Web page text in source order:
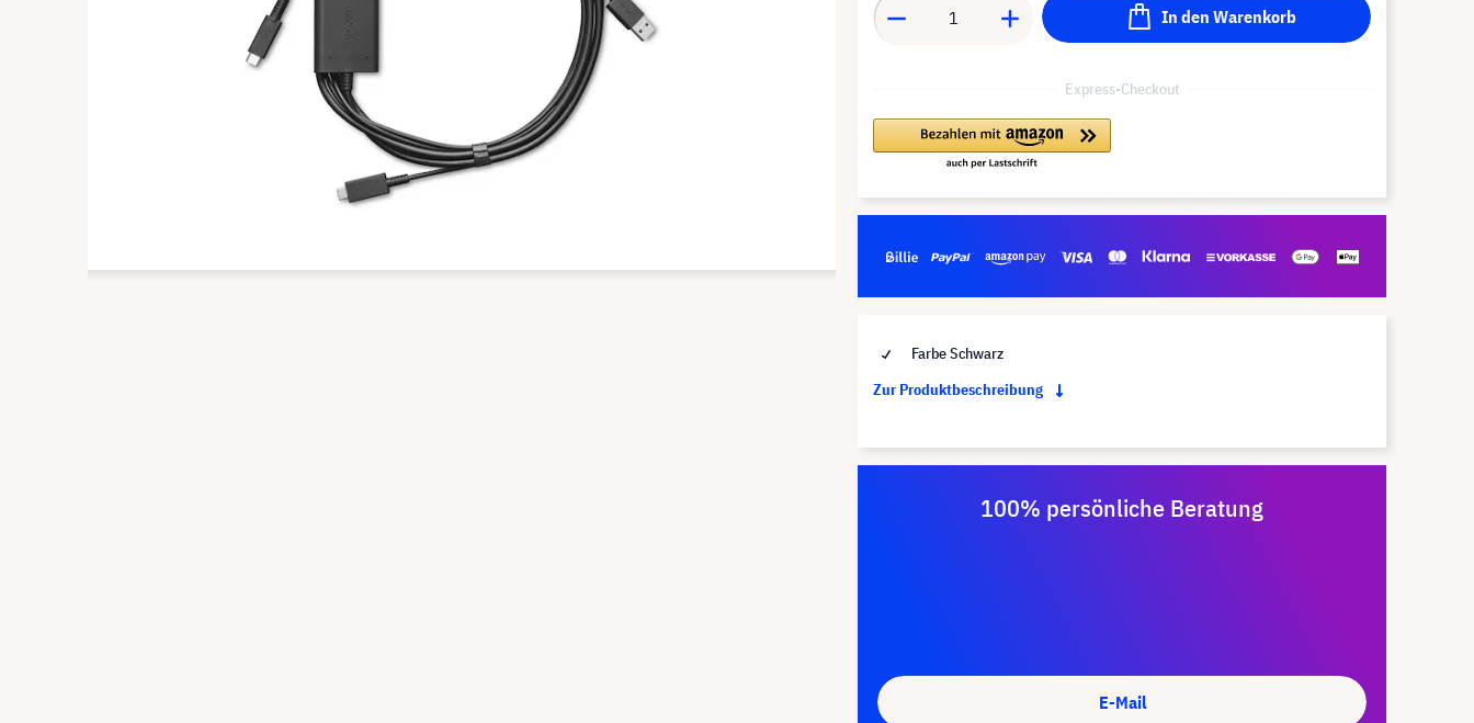
In den Warenkorb
Express-Checkout
Farbe Schwarz
Zur Produktbeschreibung
100% persönliche Beratung
E-Mail